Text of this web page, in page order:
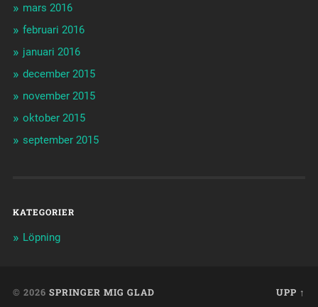
mars 2016
februari 2016
januari 2016
december 2015
november 2015
oktober 2015
september 2015
KATEGORIER
Löpning
© 2026 SPRINGER MIG GLAD UPP ↑